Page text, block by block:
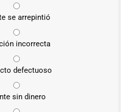
se arrepintió
incorrecta
defectuoso
sin dinero